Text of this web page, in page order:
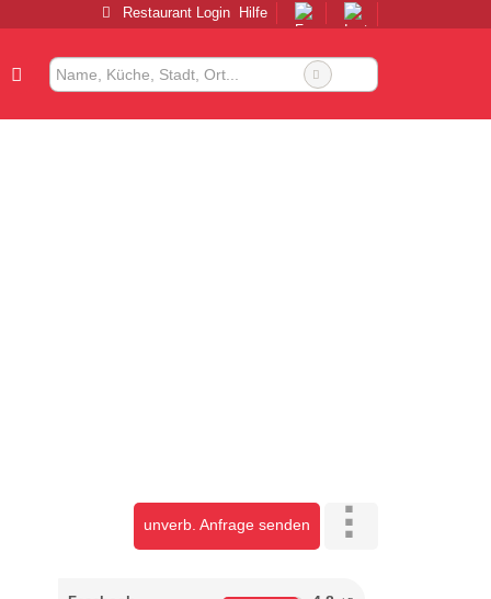
Restaurant Login Hilfe
unverb. Anfrage senden